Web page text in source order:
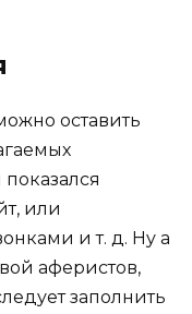
оставить
или
и т. д. Ну а
аферистов,
заполнить